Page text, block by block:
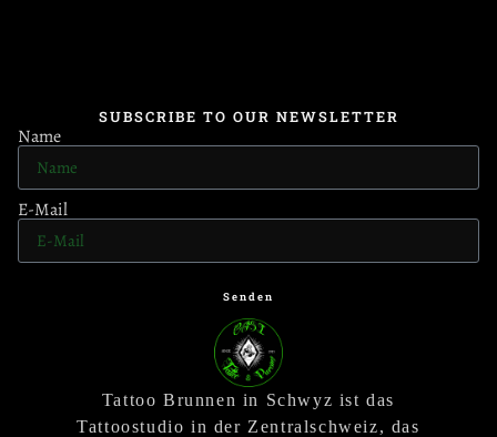
SUBSCRIBE TO OUR NEWSLETTER
Name
E-Mail
Senden
Tattoo Brunnen in Schwyz ist das
Tattoostudio in der Zentralschweiz, das